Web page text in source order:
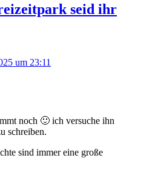
seid ihr
um 23:11
noch 🙂 ich versuche ihn
schreiben.
sind immer eine große